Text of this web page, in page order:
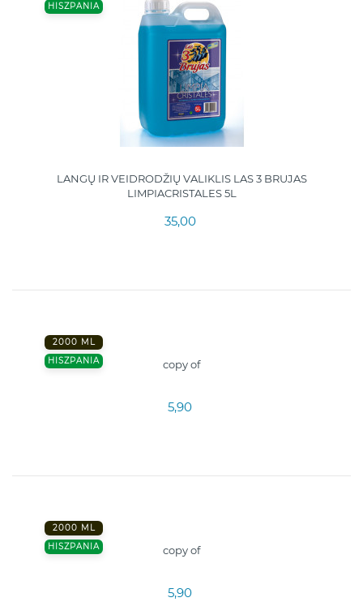
HISZPANIA
LANGŲ IR VEIDRODŽIŲ VALIKLIS LAS 3 BRUJAS
LIMPIACRISTALES 5L
35,00
2000 ML
HISZPANIA
copy of
5,90
2000 ML
HISZPANIA
copy of
5,90